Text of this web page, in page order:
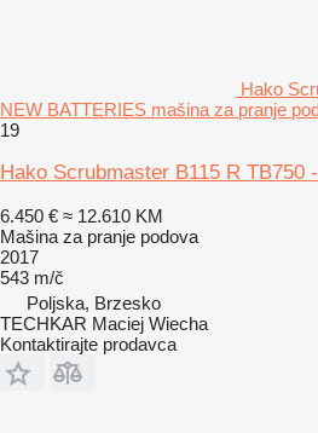
Hako
NEW BATTERIES mašina za pranje
19
Hako Scrubmaster B115 R TB750
6.450 € ≈ 12.610 KM
Mašina za pranje podova
2017
543 m/č
Poljska, Brzesko
TECHKAR Maciej Wiecha
Kontaktirajte prodavca